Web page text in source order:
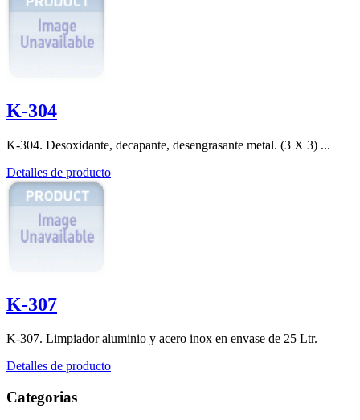
K-304
K-304. Desoxidante, decapante, desengrasante metal. (3 X 3) ...
Detalles de producto
K-307
K-307. Limpiador aluminio y acero inox en envase de 25 Ltr.
Detalles de producto
Categorias